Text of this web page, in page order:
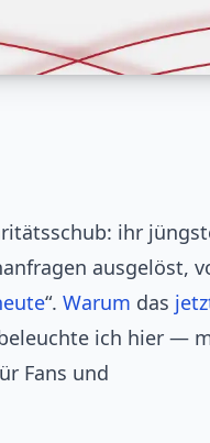
ihr
ausgelöst,
“. Warum das
ich hier —
Fans und